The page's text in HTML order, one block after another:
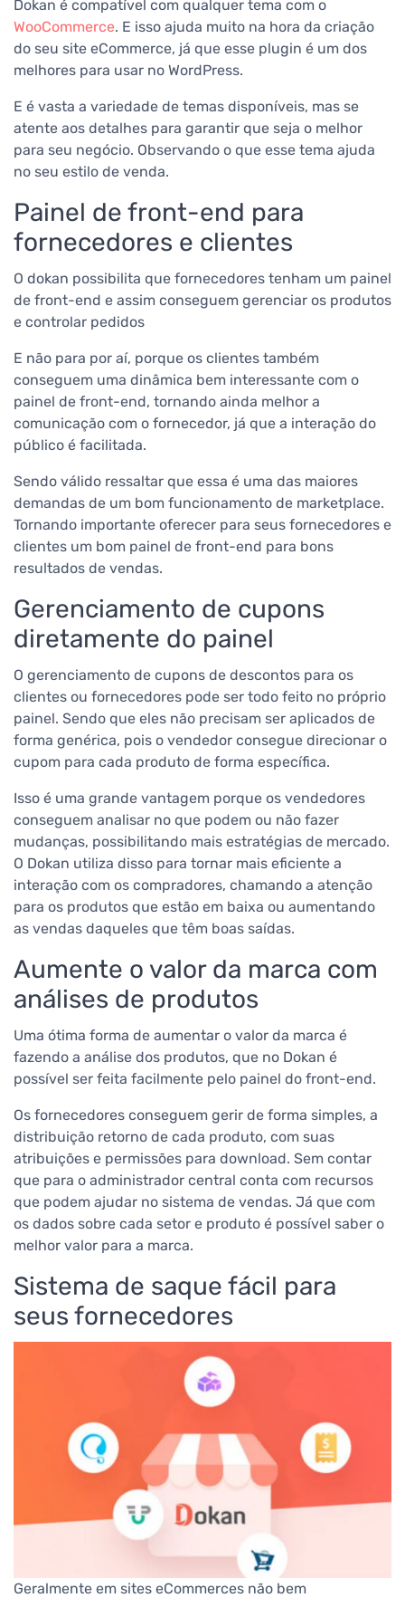
Dokan é compatível com qualquer tema com o
WooCommerce. E isso ajuda muito na hora da criação
do seu site eCommerce, já que esse plugin é um dos
melhores para usar no WordPress.
E é vasta a variedade de temas disponíveis, mas se
atente aos detalhes para garantir que seja o melhor
para seu negócio. Observando o que esse tema ajuda
no seu estilo de venda.
Painel de front-end para
fornecedores e clientes
O dokan possibilita que fornecedores tenham um painel
de front-end e assim conseguem gerenciar os produtos
e controlar pedidos
E não para por aí, porque os clientes também
conseguem uma dinâmica bem interessante com o
painel de front-end, tornando ainda melhor a
comunicação com o fornecedor, já que a interação do
público é facilitada.
Sendo válido ressaltar que essa é uma das maiores
demandas de um bom funcionamento de marketplace.
Tornando importante oferecer para seus fornecedores e
clientes um bom painel de front-end para bons
resultados de vendas.
Gerenciamento de cupons
diretamente do painel
O gerenciamento de cupons de descontos para os
clientes ou fornecedores pode ser todo feito no próprio
painel. Sendo que eles não precisam ser aplicados de
forma genérica, pois o vendedor consegue direcionar o
cupom para cada produto de forma específica.
Isso é uma grande vantagem porque os vendedores
conseguem analisar no que podem ou não fazer
mudanças, possibilitando mais estratégias de mercado.
O Dokan utiliza disso para tornar mais eficiente a
interação com os compradores, chamando a atenção
para os produtos que estão em baixa ou aumentando
as vendas daqueles que têm boas saídas.
Aumente o valor da marca com
análises de produtos
Uma ótima forma de aumentar o valor da marca é
fazendo a análise dos produtos, que no Dokan é
possível ser feita facilmente pelo painel do front-end.
Os fornecedores conseguem gerir de forma simples, a
distribuição retorno de cada produto, com suas
atribuições e permissões para download. Sem contar
que para o administrador central conta com recursos
que podem ajudar no sistema de vendas. Já que com
os dados sobre cada setor e produto é possível saber o
melhor valor para a marca.
Sistema de saque fácil para
seus fornecedores
Geralmente em sites eCommerces não bem